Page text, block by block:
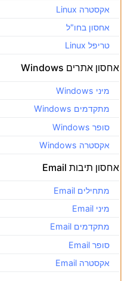
אקסטרה Linux
אחסון בחו"ל
טריפל Linux
אחסון אתרים Windows
מיני Windows
מתקדמים Windows
סופר Windows
אקסטרה Windows
אחסון תיבות Email
מתחילים Email
מיני Email
מתקדמים Email
סופר Email
אקסטרה Email